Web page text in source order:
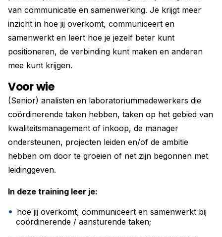
van communicatie en samenwerking. Je krijgt meer
inzicht in hoe jij overkomt, communiceert en
samenwerkt en leert hoe je jezelf beter kunt
positioneren, de verbinding kunt maken en anderen
mee kunt krijgen.
Voor wie
(Senior) analisten en laboratoriummedewerkers die
coördinerende taken hebben, taken op het gebied van
kwaliteitsmanagement of inkoop, de manager
ondersteunen, projecten leiden en/of de ambitie
hebben om door te groeien of net zijn begonnen met
leidinggeven.
In deze training leer je:
hoe jij overkomt, communiceert en samenwerkt bij
coördinerende / aansturende taken;